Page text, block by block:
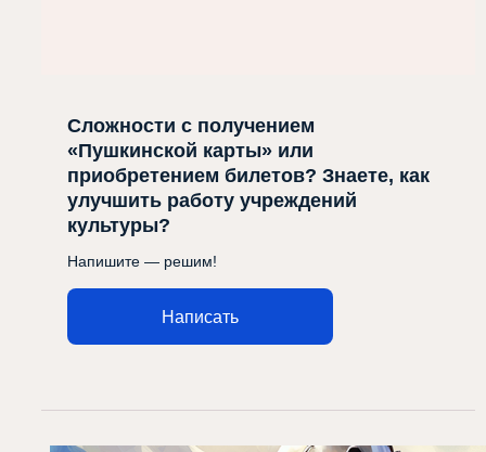
Сложности с получением
«Пушкинской карты» или
приобретением билетов? Знаете, как
улучшить работу учреждений
культуры?
Напишите — решим!
Написать